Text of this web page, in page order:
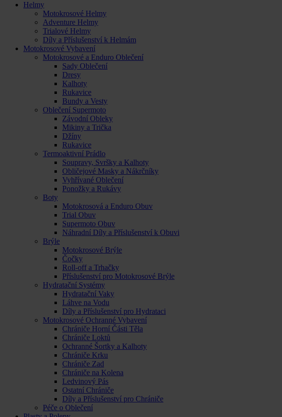
Helmy
Motokrosové Helmy
Adventure Helmy
Trialové Helmy
Díly a Příslušenství k Helmám
Motokrosové Vybavení
Motokrosové a Enduro Oblečení
Sady Oblečení
Dresy
Kalhoty
Rukavice
Bundy a Vesty
Oblečení Supermoto
Závodní Obleky
Mikiny a Trička
Džíny
Rukavice
Termoaktivní Prádlo
Soupravy, Svršky a Kalhoty
Obličejové Masky a Nákrčníky
Vyhřívané Oblečení
Ponožky a Rukávy
Boty
Motokrosová a Enduro Obuv
Trial Obuv
Supermoto Obuv
Náhradní Díly a Příslušenství k Obuvi
Brýle
Motokrosové Brýle
Čočky
Roll-off a Trhačky
Příslušenství pro Motokrosové Brýle
Hydratační Systémy
Hydratační Vaky
Láhve na Vodu
Díly a Příslušenství pro Hydrataci
Motokrosové Ochranné Vybavení
Chrániče Horní Části Těla
Chrániče Loktů
Ochranné Šortky a Kalhoty
Chrániče Krku
Chrániče Zad
Chrániče na Kolena
Ledvinový Pás
Ostatní Chrániče
Díly a Příslušenství pro Chrániče
Péče o Oblečení